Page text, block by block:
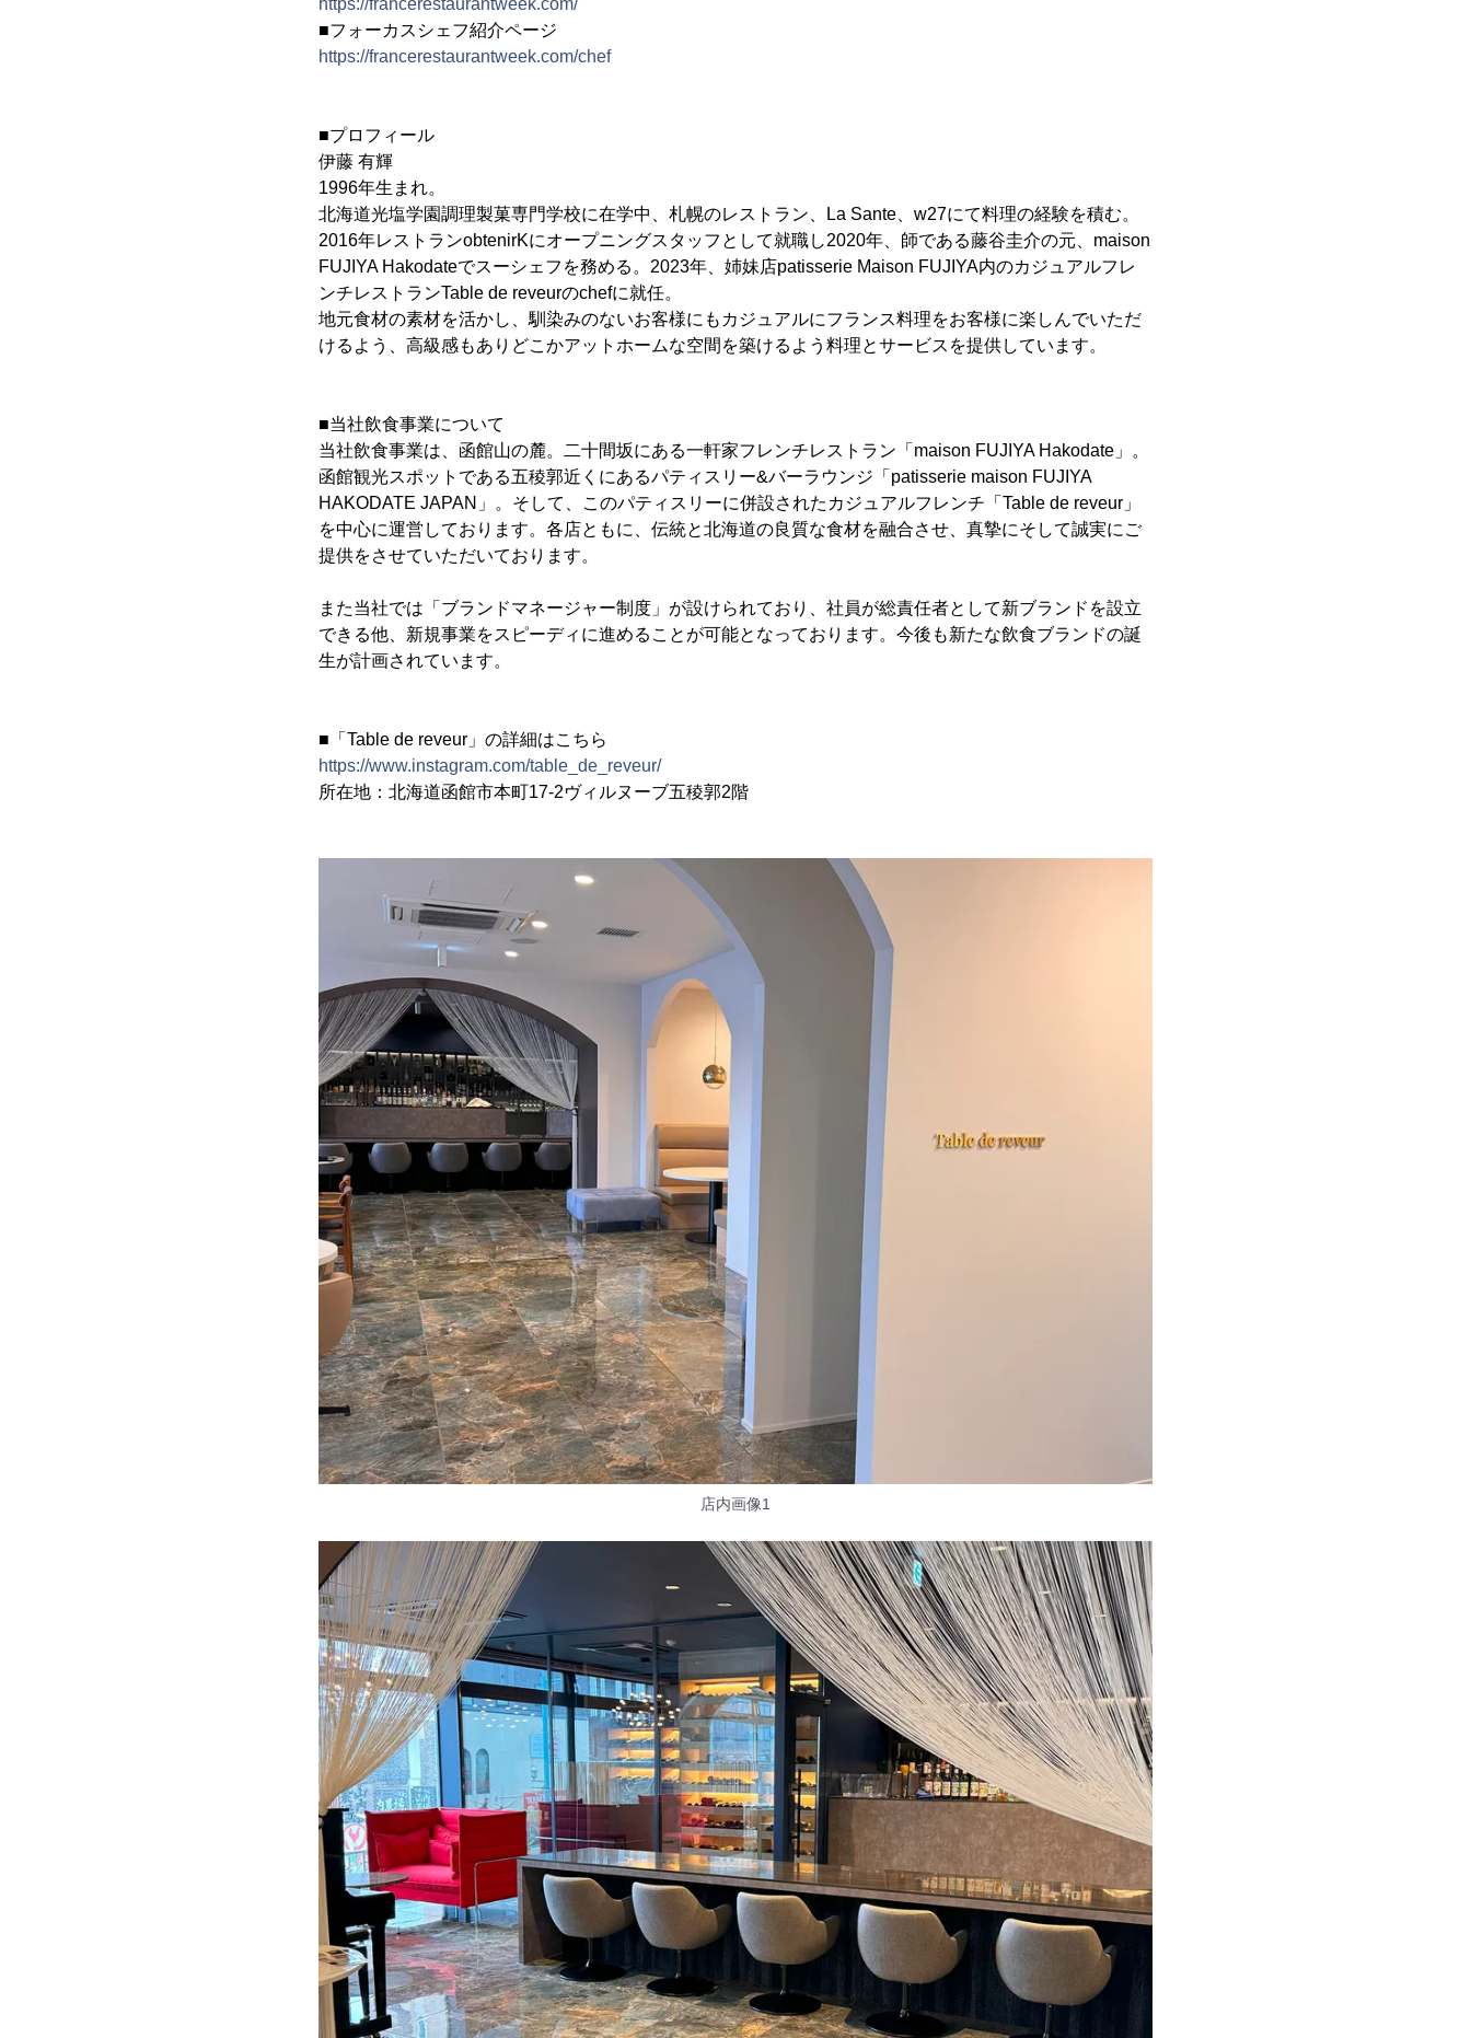
https://francerestaurantweek.com/
■フォーカスシェフ紹介ページ
https://francerestaurantweek.com/chef
■プロフィール
伊藤 有輝
1996年生まれ。
北海道光塩学園調理製菓専門学校に在学中、札幌のレストラン、La Sante、w27にて料理の経験を積む。
2016年レストランobtenirKにオープニングスタッフとして就職し2020年、師である藤谷圭介の元、maison
FUJIYA Hakodateでスーシェフを務める。2023年、姉妹店patisserie Maison FUJIYA内のカジュアルフレ
ンチレストランTable de reveurのchefに就任。
地元食材の素材を活かし、馴染みのないお客様にもカジュアルにフランス料理をお客様に楽しんでいただ
けるよう、高級感もありどこかアットホームな空間を築けるよう料理とサービスを提供しています。
■当社飲食事業について
当社飲食事業は、函館山の麓。二十間坂にある一軒家フレンチレストラン「maison FUJIYA Hakodate」。
函館観光スポットである五稜郭近くにあるパティスリー&バーラウンジ「patisserie maison FUJIYA
HAKODATE JAPAN」。そして、このパティスリーに併設されたカジュアルフレンチ「Table de reveur」
を中心に運営しております。各店ともに、伝統と北海道の良質な食材を融合させ、真摯にそして誠実にご
提供をさせていただいております。
また当社では「ブランドマネージャー制度」が設けられており、社員が総責任者として新ブランドを設立
できる他、新規事業をスピーディに進めることが可能となっております。今後も新たな飲食ブランドの誕
生が計画されています。
■「Table de reveur」の詳細はこちら
https://www.instagram.com/table_de_reveur/
所在地：北海道函館市本町17-2ヴィルヌーブ五稜郭2階
店内画像1